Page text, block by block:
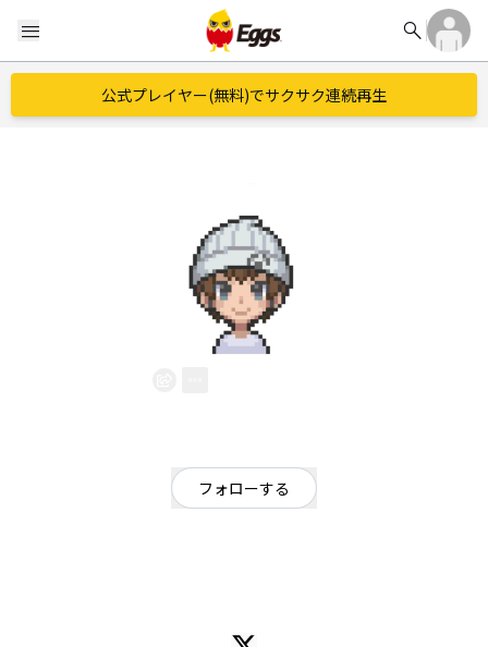
menu search
公式プレイヤー(無料)でサクサク連続再生
フォローする